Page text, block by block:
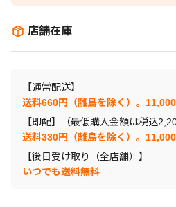
店舗在庫
【通常配送】
送料660円（離島を除く）。
【即配】（最低購入金額は税込
送料330円（離島を除く）。
【後日受け取り（全店舗）】
いつでも送料無料